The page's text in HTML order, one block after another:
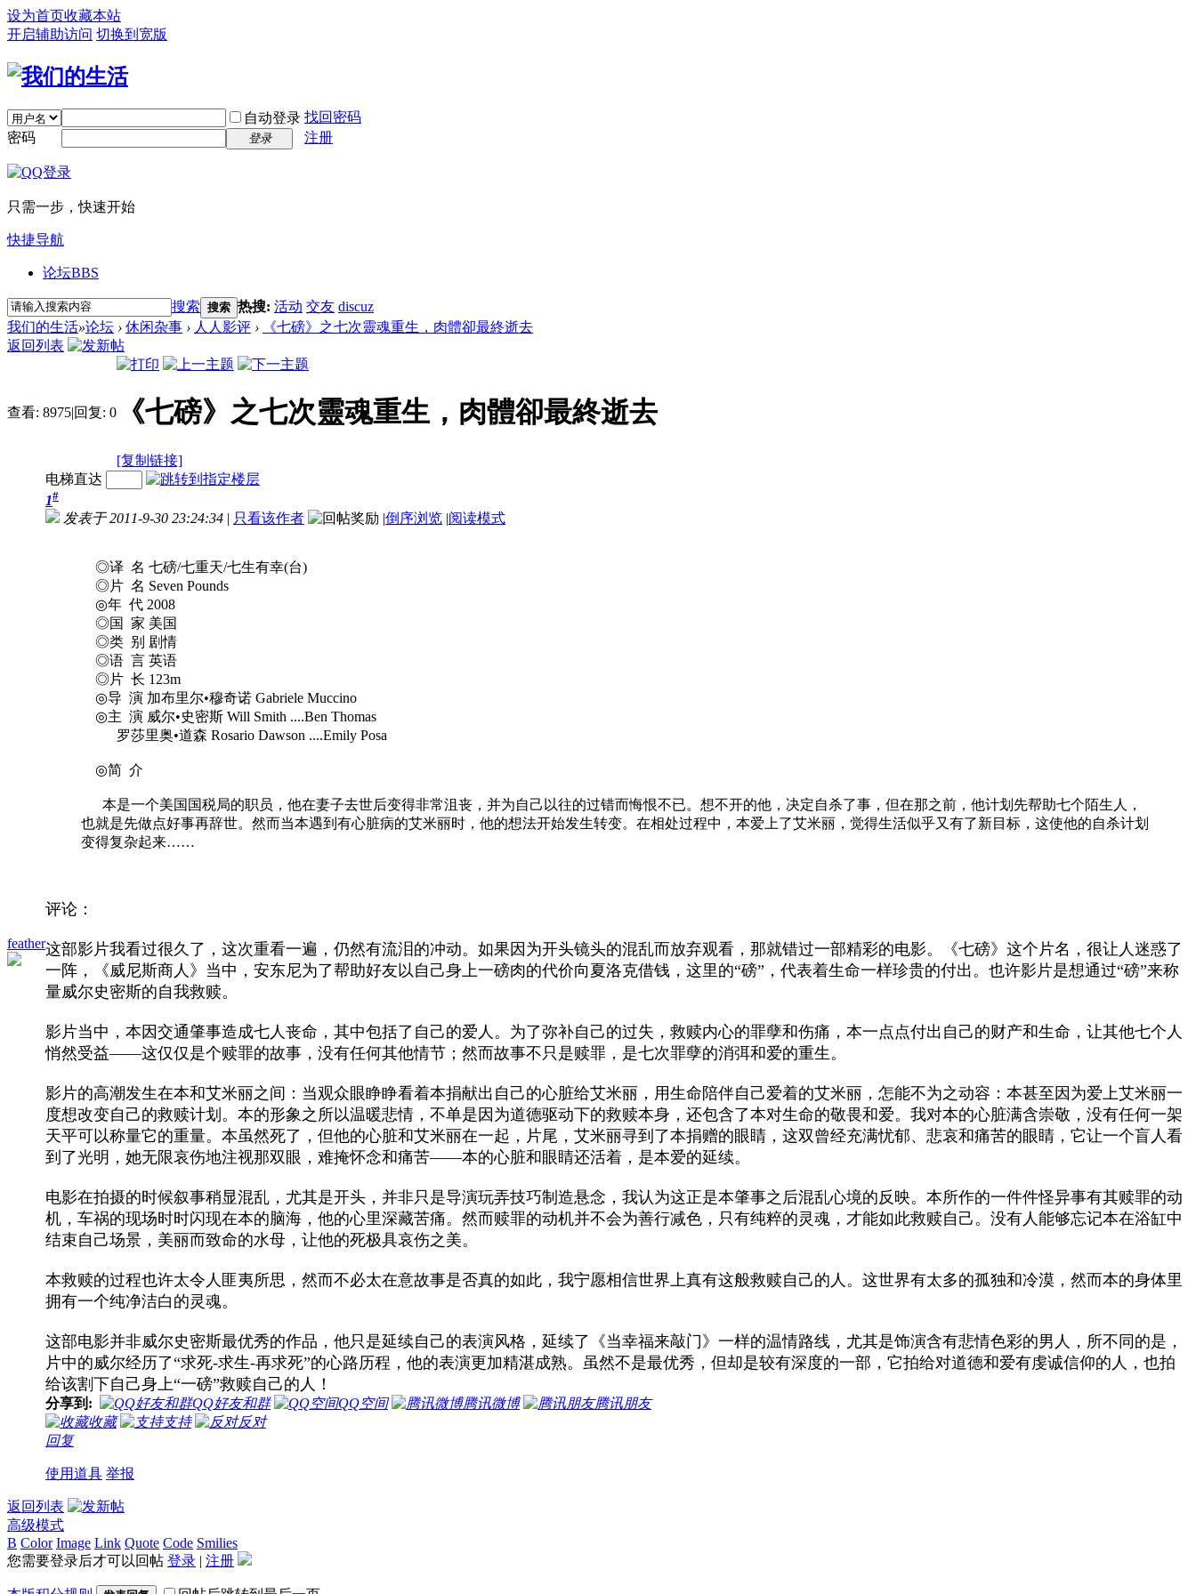
设为首页收藏本站
开启辅助访问 切换到宽版
自动登录 找回密码
密码
登录 注册
只需一步，快速开始
快捷导航
论坛BBS
搜索 搜索 热搜: 活动 交友 discuz
我们的生活»论坛 › 休闲杂事 › 人人影评 ›
《七磅》之七次靈魂重生，肉體卻最終逝去
返回列表
查看: 8975|回复: 0 《七磅》之七次靈魂重生，肉體卻最終逝去
[复制链接]
feather
电梯直达
1#
发表于 2011-9-30 23:24:34 | 只看该作者 |倒序浏览 |阅读模式
◎译 名 七磅/七重天/七生有幸(台)
◎片 名 Seven Pounds
◎年 代 2008
◎国 家 美国
◎类 别 剧情
◎语 言 英语
◎片 长 123m
◎导 演 加布里尔•穆奇诺 Gabriele Muccino
◎主 演 威尔•史密斯 Will Smith ....Ben Thomas
罗莎里奥•道森 Rosario Dawson ....Emily Posa
◎简 介
本是一个美国国税局的职员，他在妻子去世后变得非常沮丧，并为自己以往的过错而悔恨不已。想不开的他，决定自杀了事，但在那之前，他计划先帮助七个陌生人，
也就是先做点好事再辞世。然而当本遇到有心脏病的艾米丽时，他的想法开始发生转变。在相处过程中，本爱上了艾米丽，觉得生活似乎又有了新目标，这使他的自杀计划
变得复杂起来……
评论：
这部影片我看过很久了，这次重看一遍，仍然有流泪的冲动。如果因为开头镜头的混乱而放弃观看，那就错过一部精彩的电影。《七磅》这个片名，很让人迷惑了
一阵，《威尼斯商人》当中，安东尼为了帮助好友以自己身上一磅肉的代价向夏洛克借钱，这里的“磅”，代表着生命一样珍贵的付出。也许影片是想通过“磅”来称
量威尔史密斯的自我救赎。
影片当中，本因交通肇事造成七人丧命，其中包括了自己的爱人。为了弥补自己的过失，救赎内心的罪孽和伤痛，本一点点付出自己的财产和生命，让其他七个人
悄然受益——这仅仅是个赎罪的故事，没有任何其他情节；然而故事不只是赎罪，是七次罪孽的消弭和爱的重生。
影片的高潮发生在本和艾米丽之间：当观众眼睁睁看着本捐献出自己的心脏给艾米丽，用生命陪伴自己爱着的艾米丽，怎能不为之动容：本甚至因为爱上艾米丽一
度想改变自己的救赎计划。本的形象之所以温暖悲情，不单是因为道德驱动下的救赎本身，还包含了本对生命的敬畏和爱。我对本的心脏满含崇敬，没有任何一架
天平可以称量它的重量。本虽然死了，但他的心脏和艾米丽在一起，片尾，艾米丽寻到了本捐赠的眼睛，这双曾经充满忧郁、悲哀和痛苦的眼睛，它让一个盲人看
到了光明，她无限哀伤地注视那双眼，难掩怀念和痛苦——本的心脏和眼睛还活着，是本爱的延续。
电影在拍摄的时候叙事稍显混乱，尤其是开头，并非只是导演玩弄技巧制造悬念，我认为这正是本肇事之后混乱心境的反映。本所作的一件件怪异事有其赎罪的动
机，车祸的现场时时闪现在本的脑海，他的心里深藏苦痛。然而赎罪的动机并不会为善行减色，只有纯粹的灵魂，才能如此救赎自己。没有人能够忘记本在浴缸中
结束自己场景，美丽而致命的水母，让他的死极具哀伤之美。
本救赎的过程也许太令人匪夷所思，然而不必太在意故事是否真的如此，我宁愿相信世界上真有这般救赎自己的人。这世界有太多的孤独和冷漠，然而本的身体里
拥有一个纯净洁白的灵魂。
这部电影并非威尔史密斯最优秀的作品，他只是延续自己的表演风格，延续了《当幸福来敲门》一样的温情路线，尤其是饰演含有悲情色彩的男人，所不同的是，
片中的威尔经历了“求死-求生-再求死”的心路历程，他的表演更加精湛成熟。虽然不是最优秀，但却是较有深度的一部，它拍给对道德和爱有虔诚信仰的人，也拍
给该割下自己身上“一磅”救赎自己的人！
分享到: QQ好友和群 QQ空间 腾讯微博
腾讯朋友
收藏
支持
反对
回复
使用道具 举报
返回列表
高级模式
B Color Image Link Quote Code Smilies
您需要登录后才可以回帖 登录 | 注册